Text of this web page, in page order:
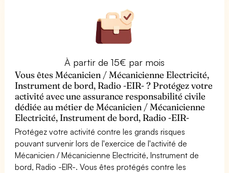
À partir de 15€ par mois
Vous êtes Mécanicien / Mécanicienne Electricité,
Instrument de bord, Radio -EIR- ? Protégez votre
activité avec une assurance responsabilité civile
dédiée au métier de Mécanicien / Mécanicienne
Electricité, Instrument de bord, Radio -EIR-
Protégez votre activité contre les grands risques
pouvant survenir lors de l'exercice de l'activité de
Mécanicien / Mécanicienne Electricité, Instrument de
bord, Radio -EIR-. Vous êtes protégés contre les